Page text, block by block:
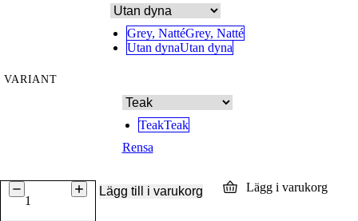
Grey, NattéGrey, Natté
Utan dynaUtan dyna
VARIANT
TeakTeak
Rensa
Amaze
mängd
Lägg till i varukorg Lägg i varukorg